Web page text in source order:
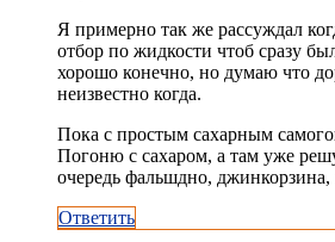
Я примерно так же рассуждал
отбор по жидкости чтоб сразу
хорошо конечно, но думаю что
неизвестно когда.
Пока с простым сахарным
Погоню с сахаром, а там уже
очередь фальшдно,
Ответить